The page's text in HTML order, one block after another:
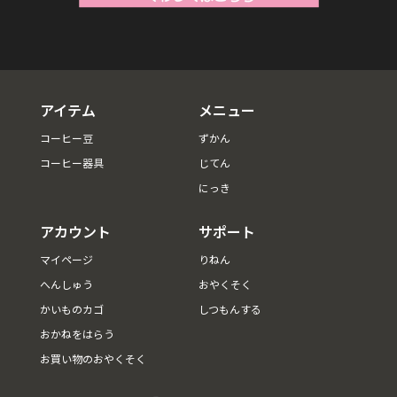
アイテム
コーヒー豆
コーヒー器具
メニュー
ずかん
じてん
にっき
アカウント
マイページ
へんしゅう
かいものカゴ
おかねをはらう
お買い物のおやくそく
サポート
りねん
おやくそく
しつもんする